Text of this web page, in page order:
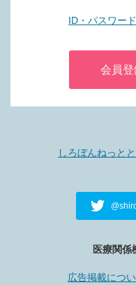
ID・パスワー
会員登
しろぼんねっと
医療関係
広告掲載につ